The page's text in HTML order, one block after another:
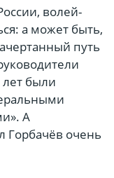
волей-
а может быть,
путь
лет были
А
Горбачёв очень